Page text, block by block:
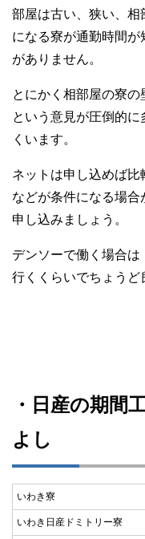
部屋は古い、狭い、
になる寮が通勤時間
がありません。
とにかく相部屋の寮
という意見が圧倒的
くいます。
ネットは申し込めば比
などが条件になる場
申し込みましょう。
デンソーで働く場合
行くくらいでちょうど
・日産の期間
よし
いわき寮
いわき日産ドミトリー寮